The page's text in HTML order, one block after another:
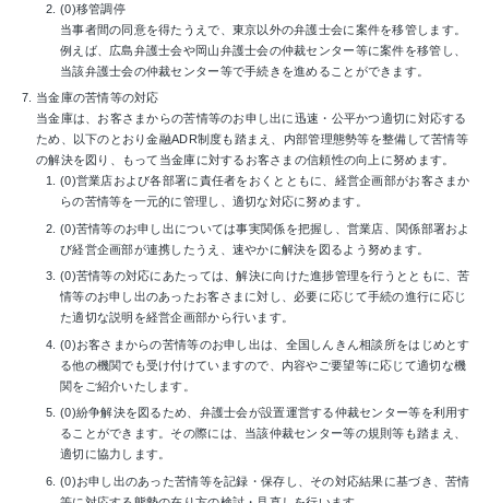
移管調停
当事者間の同意を得たうえで、東京以外の弁護士会に案件を移管します。
例えば、広島弁護士会や岡山弁護士会の仲裁センター等に案件を移管し、
当該弁護士会の仲裁センター等で手続きを進めることができます。
当金庫の苦情等の対応
当金庫は、お客さまからの苦情等のお申し出に迅速・公平かつ適切に対応する
ため、以下のとおり金融ADR制度も踏まえ、内部管理態勢等を整備して苦情等
の解決を図り、もって当金庫に対するお客さまの信頼性の向上に努めます。
営業店および各部署に責任者をおくとともに、経営企画部がお客さまか
らの苦情等を一元的に管理し、適切な対応に努めます。
苦情等のお申し出については事実関係を把握し、営業店、関係部署およ
び経営企画部が連携したうえ、速やかに解決を図るよう努めます。
苦情等の対応にあたっては、解決に向けた進捗管理を行うとともに、苦
情等のお申し出のあったお客さまに対し、必要に応じて手続の進行に応じ
た適切な説明を経営企画部から行います。
お客さまからの苦情等のお申し出は、全国しんきん相談所をはじめとす
る他の機関でも受け付けていますので、内容やご要望等に応じて適切な機
関をご紹介いたします。
紛争解決を図るため、弁護士会が設置運営する仲裁センター等を利用す
ることができます。その際には、当該仲裁センター等の規則等も踏まえ、
適切に協力します。
お申し出のあった苦情等を記録・保存し、その対応結果に基づき、苦情